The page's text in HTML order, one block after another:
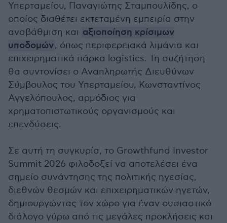
Υπερταμείου, Παναγιώτης Σταμπουλίδης, ο
οποίος διαθέτει εκτεταμένη εμπειρία στην
αναβάθμιση και αξιοποίηση κρίσιμων
υποδομών, όπως περιφερειακά λιμάνια και
επιχειρηματικά πάρκα logistics. Τη συζήτηση
θα συντονίσει ο Αναπληρωτής Διευθύνων
Σύμβουλος του Υπερταμείου, Κωνσταντίνος
Αγγελόπουλος, αρμόδιος για
χρηματοπιστωτικούς οργανισμούς και
επενδύσεις.
Σε αυτή τη συγκυρία, το Growthfund Investor
Summit 2026 φιλοδοξεί να αποτελέσει ένα
σημείο συνάντησης της πολιτικής ηγεσίας,
διεθνών θεσμών και επιχειρηματικών ηγετών,
δημιουργώντας τον χώρο για έναν ουσιαστικό
διάλογο γύρω από τις μεγάλες προκλήσεις και